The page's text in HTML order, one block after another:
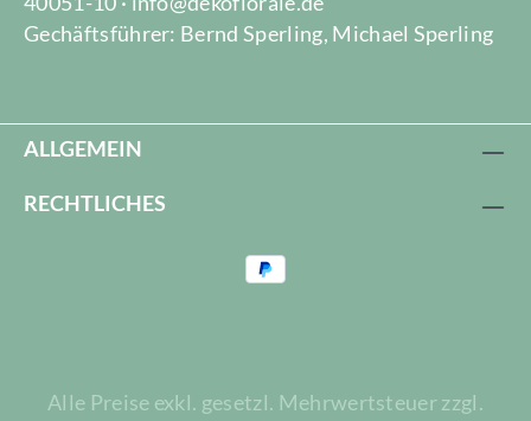
Gechäftsführer: Bernd Sperling, Michael Sperling
ALLGEMEIN
RECHTLICHES
Alle Preise exkl. gesetzl. Mehrwertsteuer zzgl.